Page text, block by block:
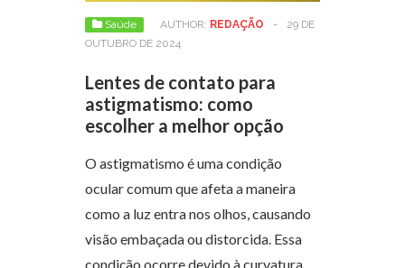
Saúde AUTHOR: REDAÇÃO -
29 DE
OUTUBRO DE 2024
Lentes de contato para
astigmatismo: como
escolher a melhor opção
O astigmatismo é uma condição
ocular comum que afeta a maneira
como a luz entra nos olhos, causando
visão embaçada ou distorcida. Essa
condição ocorre devido à curvatura